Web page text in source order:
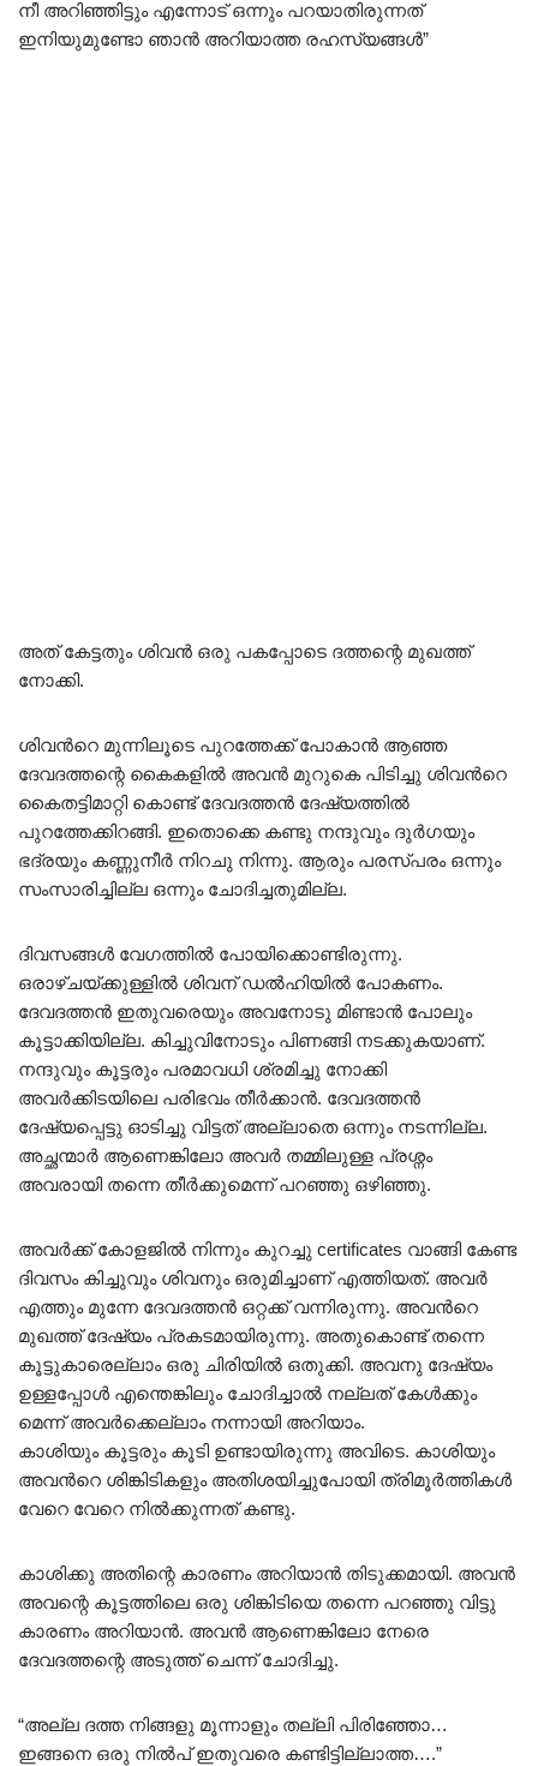
നീ അറിഞ്ഞിട്ടും എന്നോട് ഒന്നും പറയാതിരുന്നത്
ഇനിയുമുണ്ടോ ഞാൻ അറിയാത്ത രഹസ്യങ്ങൾ”
അത് കേട്ടതും ശിവൻ ഒരു പകപ്പോടെ ദത്തന്റെ മുഖത്ത്
നോക്കി.
ശിവൻറെ മുന്നിലൂടെ പുറത്തേക്ക് പോകാൻ ആഞ്ഞ
ദേവദത്തന്റെ കൈകളിൽ അവൻ മുറുകെ പിടിച്ചു ശിവൻറെ
കൈതട്ടിമാറ്റി കൊണ്ട് ദേവദത്തൻ ദേഷ്യത്തിൽ
പുറത്തേക്കിറങ്ങി. ഇതൊക്കെ കണ്ടു നന്ദുവും ദുർഗയും
ഭദ്രയും കണ്ണുനീർ നിറചു നിന്നു. ആരും പരസ്പരം ഒന്നും
സംസാരിച്ചില്ല ഒന്നും ചോദിച്ചതുമില്ല.
ദിവസങ്ങൾ വേഗത്തിൽ പോയിക്കൊണ്ടിരുന്നു.
ഒരാഴ്ചയ്ക്കുള്ളിൽ ശിവന് ഡൽഹിയിൽ പോകണം.
ദേവദത്തൻ ഇതുവരെയും അവനോടു മിണ്ടാൻ പോലും
കൂട്ടാക്കിയില്ല. കിച്ചുവിനോടും പിണങ്ങി നടക്കുകയാണ്.
നന്ദുവും കൂട്ടരും പരമാവധി ശ്രമിച്ചു നോക്കി
അവർക്കിടയിലെ പരിഭവം തീർക്കാൻ. ദേവദത്തൻ
ദേഷ്യപ്പെട്ടു ഓടിച്ചു വിട്ടത് അല്ലാതെ ഒന്നും നടന്നില്ല.
അച്ഛന്മാർ ആണെങ്കിലോ അവർ തമ്മിലുള്ള പ്രശ്നം
അവരായി തന്നെ തീർക്കുമെന്ന് പറഞ്ഞു ഒഴിഞ്ഞു.
അവർക്ക് കോളജിൽ നിന്നും കുറച്ചു certificates വാങ്ങി കേണ്ട
ദിവസം കിച്ചുവും ശിവനും ഒരുമിച്ചാണ് എത്തിയത്. അവർ
എത്തും മുന്നേ ദേവദത്തൻ ഒറ്റക്ക് വന്നിരുന്നു. അവൻറെ
മുഖത്ത് ദേഷ്യം പ്രകടമായിരുന്നു. അതുകൊണ്ട് തന്നെ
കൂട്ടുകാരെല്ലാം ഒരു ചിരിയിൽ ഒതുക്കി. അവനു ദേഷ്യം
ഉള്ളപ്പോൾ എന്തെങ്കിലും ചോദിച്ചാൽ നല്ലത് കേൾക്കും
മെന്ന് അവർക്കെല്ലാം നന്നായി അറിയാം.
കാശിയും കൂട്ടരും കൂടി ഉണ്ടായിരുന്നു അവിടെ. കാശിയും
അവൻറെ ശിങ്കിടികളും അതിശയിച്ചുപോയി ത്രിമൂർത്തികൾ
വേറെ വേറെ നിൽക്കുന്നത് കണ്ടു.
കാശിക്കു അതിന്റെ കാരണം അറിയാൻ തിടുക്കമായി. അവൻ
അവന്റെ കൂട്ടത്തിലെ ഒരു ശിങ്കിടിയെ തന്നെ പറഞ്ഞു വിട്ടു
കാരണം അറിയാൻ. അവൻ ആണെങ്കിലോ നേരെ
ദേവദത്തന്റെ അടുത്ത് ചെന്ന് ചോദിച്ചു.
“അല്ല ദത്ത നിങ്ങളു മൂന്നാളും തല്ലി പിരിഞ്ഞോ…
ഇങ്ങനെ ഒരു നിൽപ് ഇതുവരെ കണ്ടിട്ടില്ലാത്ത….”